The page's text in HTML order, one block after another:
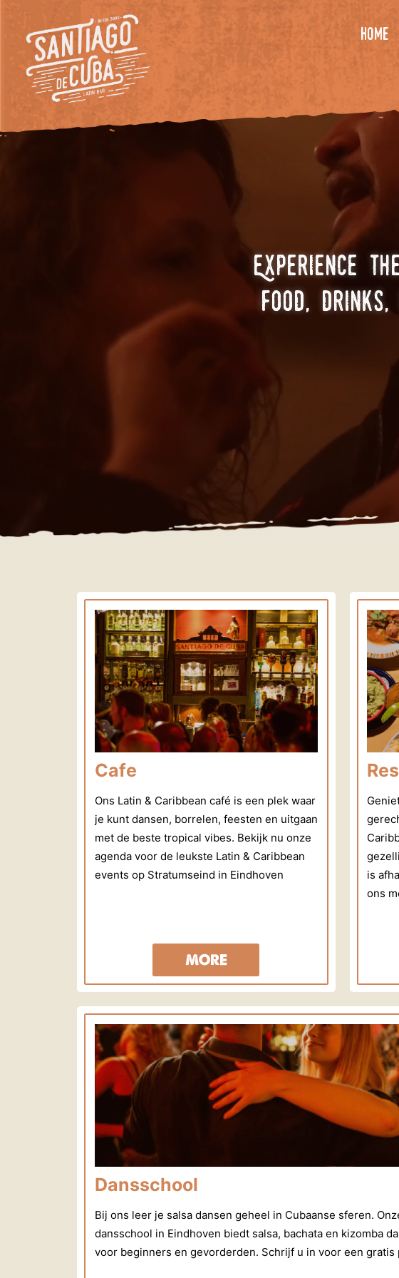
home
Experience
food, drinks,
Cafe
Ons Latin & Caribbean café is een plek waar
je kunt dansen, borrelen, feesten en uitgaan
met de beste tropical vibes. Bekijk nu onze
agenda voor de leukste Latin & Caribbean
events op Stratumseind in Eindhoven
MORE
is
ons
Dansschool
Bij ons leer je salsa dansen geheel in Cubaanse sferen.
dansschool in Eindhoven biedt salsa, bachata en kizomba
voor beginners en gevorderden. Schrijf u in voor een gratis